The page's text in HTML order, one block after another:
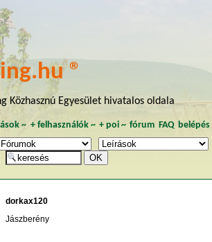
®
Közhasznú Egyesület hivatalos oldala
~ + felhasználók~ + poi~ fórum FAQ belépés
dorkax120
Jászberény